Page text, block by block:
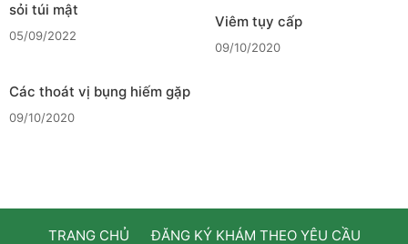
sỏi túi mật
05/09/2022
Viêm tụy cấp
09/10/2020
Các thoát vị bụng hiếm gặp
09/10/2020
TRANG CHỦ ĐĂNG KÝ KHÁM THEO YÊU CẦU